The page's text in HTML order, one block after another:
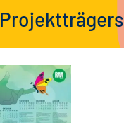
Projektträgers